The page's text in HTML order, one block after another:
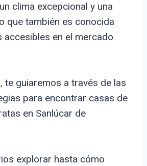
clima excepcional y una
que también es conocida
en el mercado
te guiaremos a través de las
para encontrar casas de
en Sanlúcar de
explorar hasta cómo